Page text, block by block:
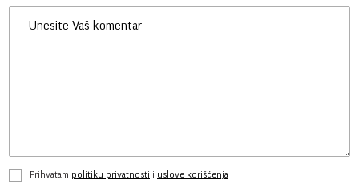
Prihvatam politiku privatnosti i uslove korišćenja